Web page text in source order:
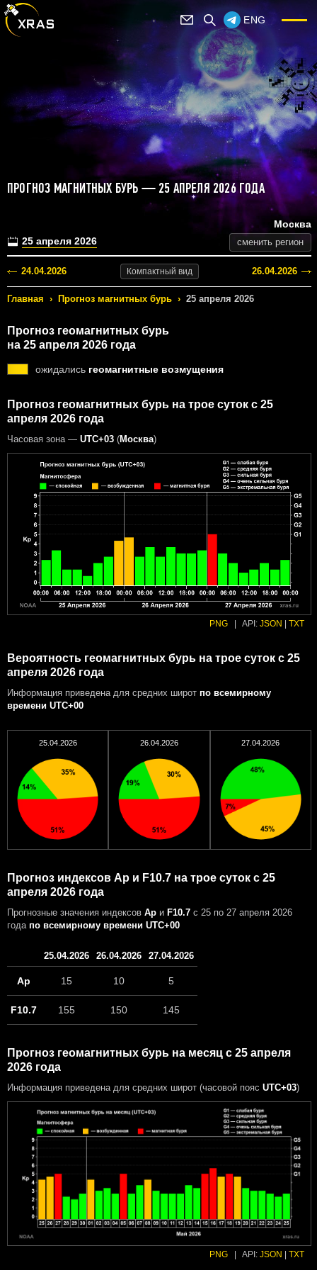
ENG
ПРОГНОЗ МАГНИТНЫХ БУРЬ — 25 АПРЕЛЯ 2026 ГОДА
25 апреля 2026
Москва
сменить регион
24.04.2026 Компактный вид 26.04.2026
Главная › Прогноз магнитных бурь › 25 апреля 2026
Прогноз геомагнитных бурь
на 25 апреля 2026 года
ожидались геомагнитные возмущения
Прогноз геомагнитных бурь на трое суток с 25
апреля 2026 года
Часовая зона — UTC+03 (Москва)
PNG API: JSON TXT
Вероятность геомагнитных бурь на трое суток с 25
апреля 2026 года
Информация приведена для средних широт по всемирному
времени UTC+00
25.04.2026 26.04.2026 27.04.2026
Прогноз индексов Ap и F10.7 на трое суток с 25
апреля 2026 года
Прогнозные значения индексов Ap и F10.7 с 25 по 27 апреля 2026
года по всемирному времени UTC+00
25.04.2026 26.04.2026 27.04.2026
Ap 15 10 5
F10.7 155 150 145
Прогноз геомагнитных бурь на месяц с 25 апреля
2026 года
Информация приведена для средних широт (часовой пояс UTC+03)
PNG API: JSON TXT